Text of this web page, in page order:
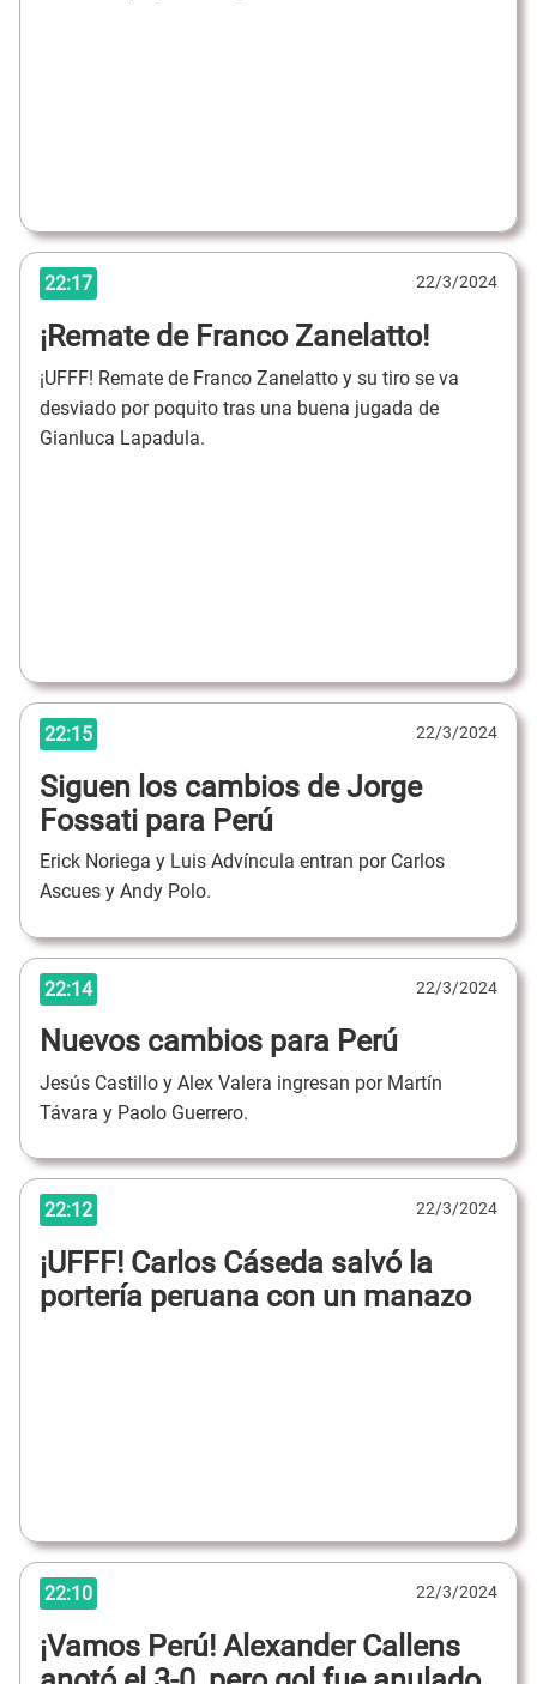
22:17 22/3/2024
¡Remate de Franco Zanelatto!
¡UFFF! Remate de Franco Zanelatto y su tiro se va
desviado por poquito tras una buena jugada de
Gianluca Lapadula.
22:15 22/3/2024
Siguen los cambios de Jorge
Fossati para Perú
Erick Noriega y Luis Advíncula entran por Carlos
Ascues y Andy Polo.
22:14 22/3/2024
Nuevos cambios para Perú
Jesús Castillo y Alex Valera ingresan por Martín
Távara y Paolo Guerrero.
22:12 22/3/2024
¡UFFF! Carlos Cáseda salvó la
portería peruana con un manazo
22:10 22/3/2024
¡Vamos Perú! Alexander Callens